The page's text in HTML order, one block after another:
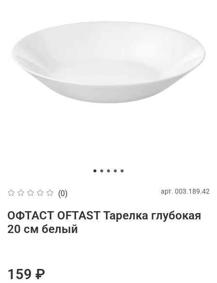
(0) арт. 003.189.42
ОФТАСТ OFTAST Тарелка глубокая
20 см белый
159 ₽